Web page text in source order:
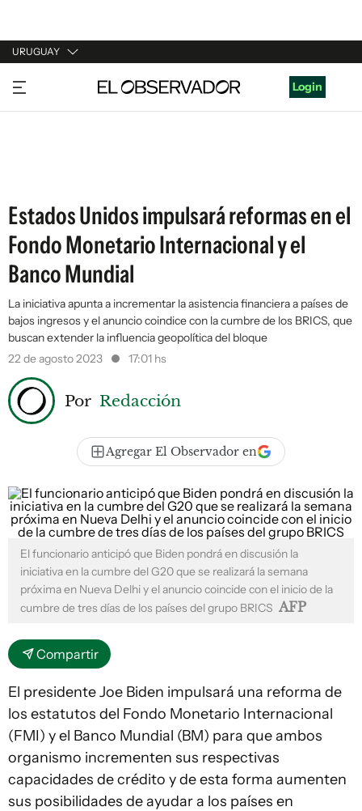
URUGUAY
URUGUAY
ARGENTINA
Login
Estados Unidos impulsará reformas en el
Fondo Monetario Internacional y el
Banco Mundial
La iniciativa apunta a incrementar la asistencia financiera a países de
bajos ingresos y el anuncio coindice con la cumbre de los BRICS, que
buscan extender la influencia geopolítica del bloque
22 de agosto 2023
17:01 hs
Por Redacción
Agregar El Observador en
El funcionario anticipó que Biden pondrá en discusión la
iniciativa en la cumbre del G20 que se realizará la semana
próxima en Nueva Delhi y el anuncio coincide con el inicio de la
cumbre de tres días de los países del grupo BRICS AFP
Compartir
El presidente Joe Biden impulsará una reforma de
los estatutos del Fondo Monetario Internacional
(FMI) y el Banco Mundial (BM) para que ambos
organismo incrementen sus respectivas
capacidades de crédito y de esta forma aumenten
sus posibilidades de ayudar a los países en